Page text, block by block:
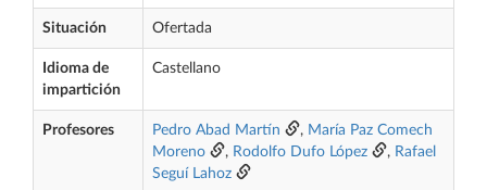
Situación Ofertada
Idioma de
impartición
Castellano
Profesores Pedro Abad Martín , María Paz Comech
Moreno
, Rodolfo Dufo López , Rafael
Seguí Lahoz